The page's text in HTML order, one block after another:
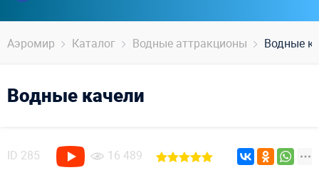
Аэромир Каталог Водные аттракционы Водные
Водные качели
ID 285 16 489